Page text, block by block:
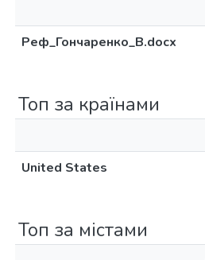
Реф_Гончаренко_В.docx
Топ за країнами
United States
Топ за містами